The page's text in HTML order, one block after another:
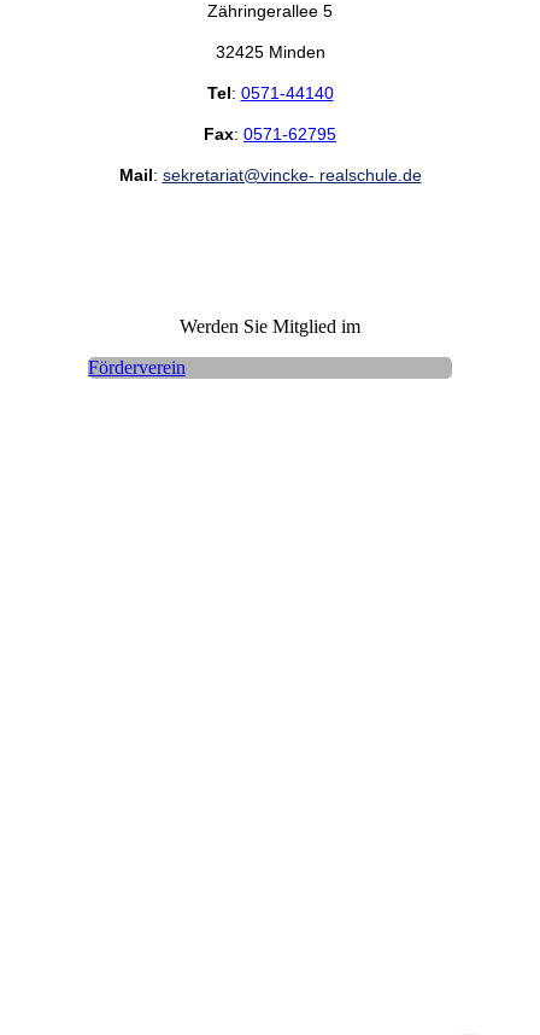
Zähringerallee 5
32425 Minden
Tel: 0571-44140
Fax: 0571-62795
Mail: sekretariat@vincke- realschule.de
Werden Sie Mitglied im
Förderverein